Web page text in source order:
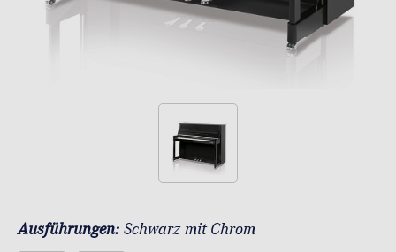
Ausführungen: Schwarz mit Chrom